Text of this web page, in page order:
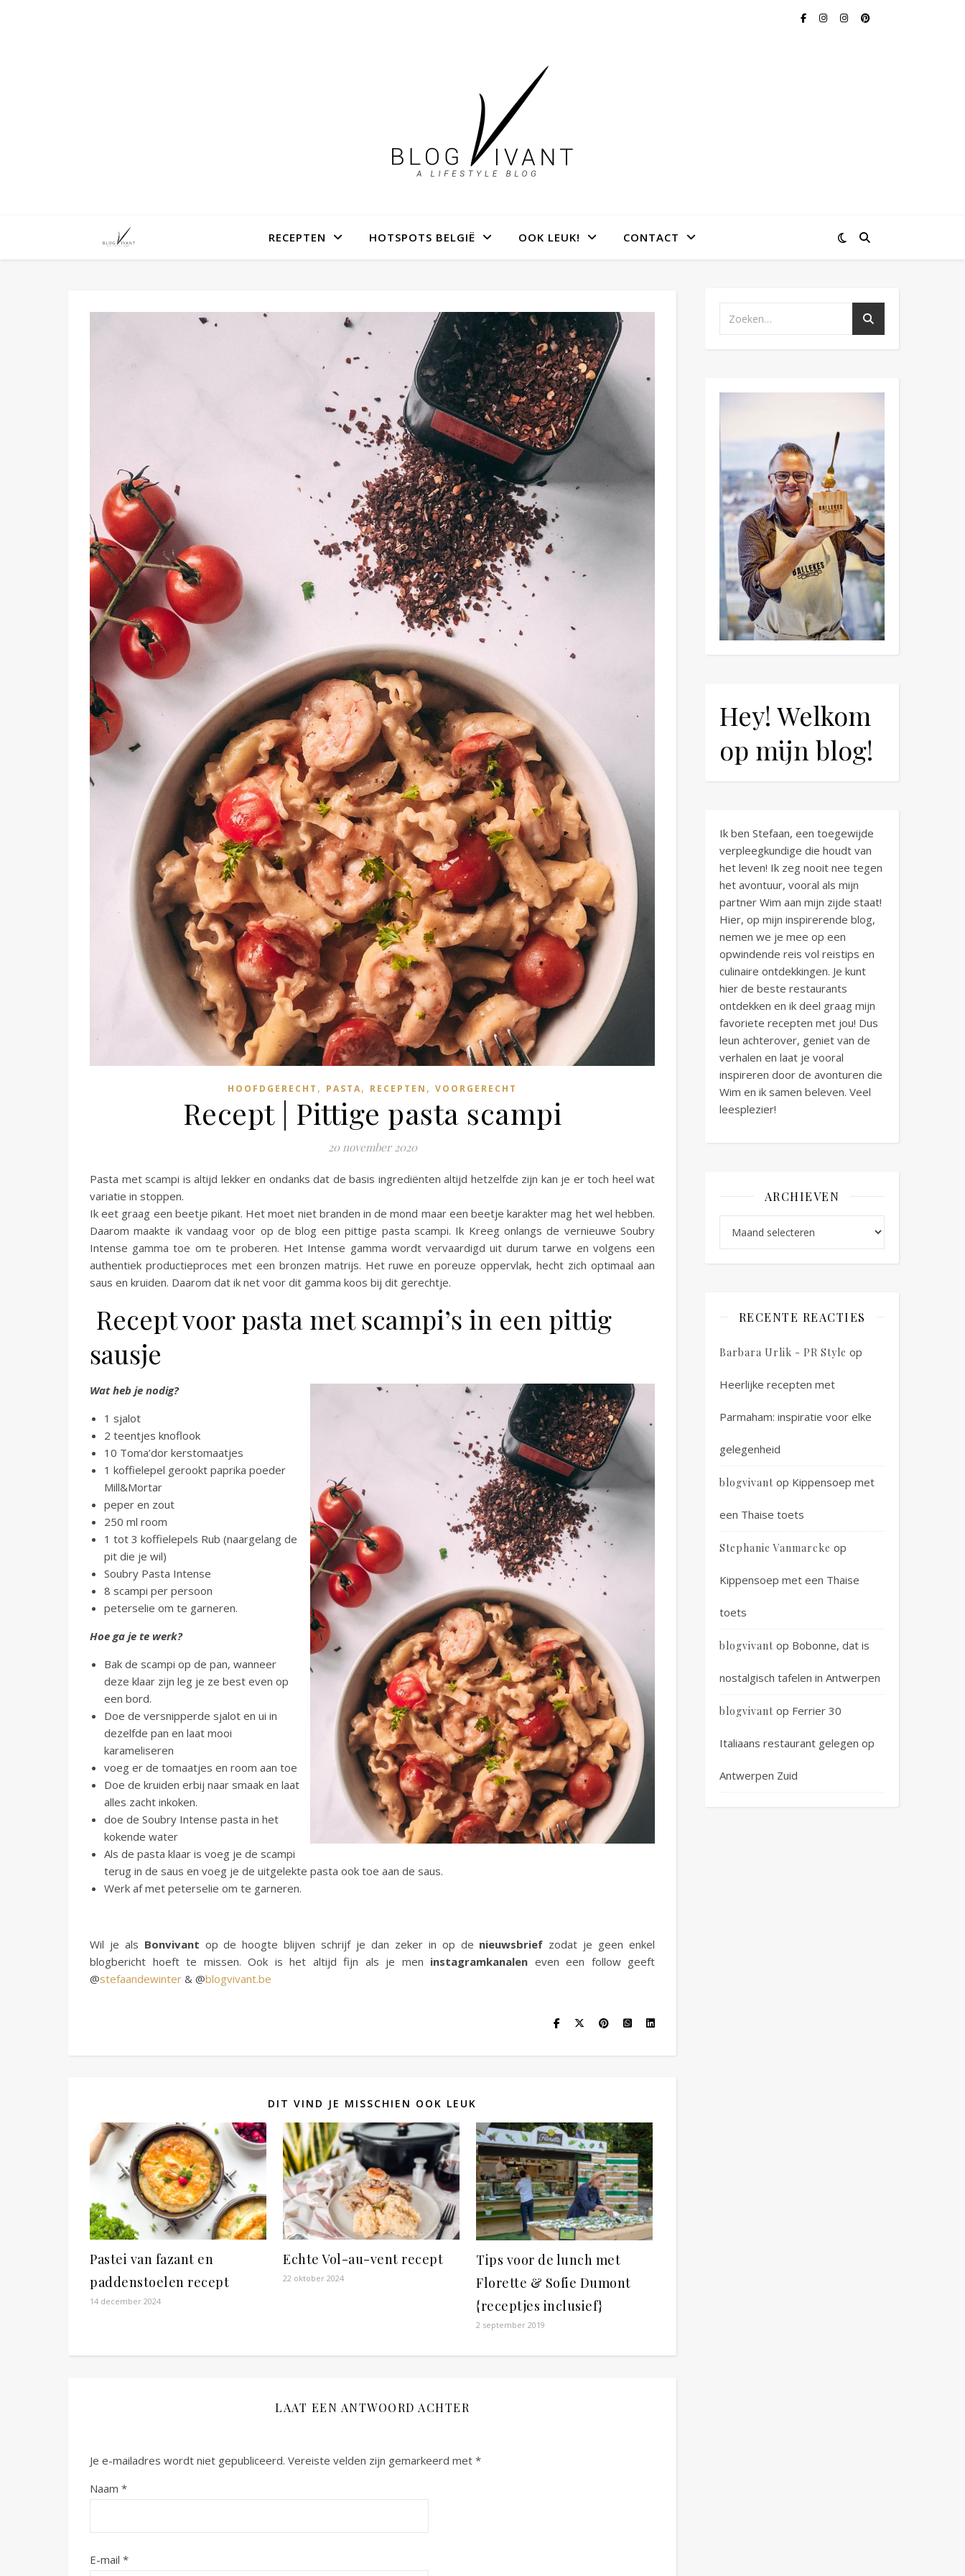
RECEPTEN HOTSPOTS BELGIË OOK LEUK! CONTACT
HOOFDGERECHT , PASTA, RECEPTEN , VOORGERECHT
Recept | Pittige pasta scampi
20 november 2020
Pasta met scampi is altijd lekker en ondanks dat de basis ingrediënten altijd hetzelfde zijn kan je er toch heel wat
variatie in stoppen.
Ik eet graag een beetje pikant. Het moet niet branden in de mond maar een beetje karakter mag het wel hebben.
Daarom maakte ik vandaag voor op de blog een pittige pasta scampi. Ik Kreeg onlangs de vernieuwe Soubry
Intense gamma toe om te proberen. Het Intense gamma wordt vervaardigd uit durum tarwe en volgens een
authentiek productieproces met een bronzen matrijs. Het ruwe en poreuze oppervlak, hecht zich optimaal aan
saus en kruiden. Daarom dat ik net voor dit gamma koos bij dit gerechtje.
Recept voor pasta met scampi’s in een pittig
sausje
Wat heb je nodig?
1 sjalot
2 teentjes knoflook
10 Toma’dor kerstomaatjes
1 koffielepel gerookt paprika poeder
Mill&Mortar
peper en zout
250 ml room
1 tot 3 koffielepels Rub (naargelang de
pit die je wil)
Soubry Pasta Intense
8 scampi per persoon
peterselie om te garneren.
Hoe ga je te werk?
Bak de scampi op de pan, wanneer
deze klaar zijn leg je ze best even op
een bord.
Doe de versnipperde sjalot en ui in
dezelfde pan en laat mooi
karameliseren
voeg er de tomaatjes en room aan toe
Doe de kruiden erbij naar smaak en laat
alles zacht inkoken.
doe de Soubry Intense pasta in het
kokende water
Als de pasta klaar is voeg je de scampi
terug in de saus en voeg je de uitgelekte pasta ook toe aan de saus.
Werk af met peterselie om te garneren.
Wil je als Bonvivant op de hoogte blijven schrijf je dan zeker in op de nieuwsbrief zodat je geen enkel
blogbericht hoeft te missen. Ook is het altijd fijn als je men instagramkanalen even een follow geeft
@stefaandewinter & @blogvivant.be
DIT VIND JE MISSCHIEN OOK LEUK
Pastei van fazant en
paddenstoelen recept
14 december 2024
Echte Vol-au-vent recept
22 oktober 2024
Tips voor de lunch met
Florette & Sofie Dumont
{receptjes inclusief}
2 september 2019
LAAT EEN ANTWOORD ACHTER
Je e-mailadres wordt niet gepubliceerd. Vereiste velden zijn gemarkeerd met *
Naam *
E-mail *
Hey! Welkom
op mijn blog!
Ik ben Stefaan, een toegewijde
verpleegkundige die houdt van
het leven! Ik zeg nooit nee tegen
het avontuur, vooral als mijn
partner Wim aan mijn zijde staat!
Hier, op mijn inspirerende blog,
nemen we je mee op een
opwindende reis vol reistips en
culinaire ontdekkingen. Je kunt
hier de beste restaurants
ontdekken en ik deel graag mijn
favoriete recepten met jou! Dus
leun achterover, geniet van de
verhalen en laat je vooral
inspireren door de avonturen die
Wim en ik samen beleven. Veel
leesplezier!
ARCHIEVEN
RECENTE REACTIES
Barbara Urlik - PR Style op
Heerlijke recepten met
Parmaham: inspiratie voor elke
gelegenheid
blogvivant op Kippensoep met
een Thaise toets
Stephanie Vanmarcke op
Kippensoep met een Thaise
toets
blogvivant op Bobonne, dat is
nostalgisch tafelen in Antwerpen
blogvivant op Ferrier 30
Italiaans restaurant gelegen op
Antwerpen Zuid